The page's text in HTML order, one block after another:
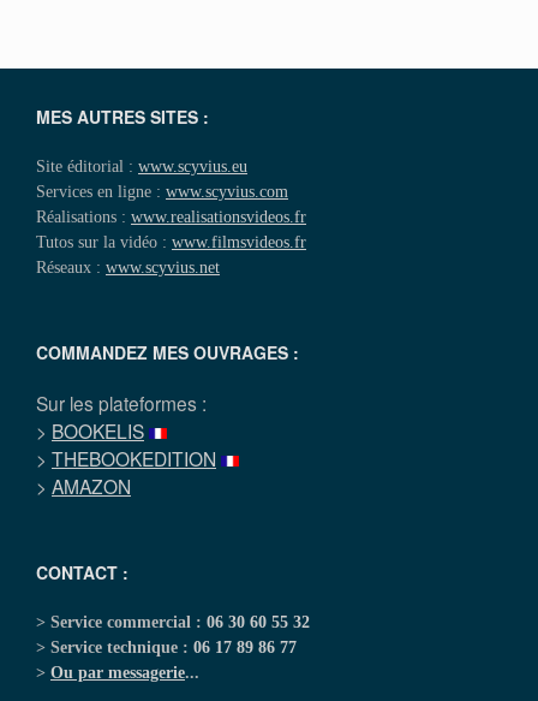
MES AUTRES SITES :
Site éditorial : www.scyvius.eu
Services en ligne : www.scyvius.com
Réalisations : www.realisationsvideos.fr
Tutos sur la vidéo : www.filmsvideos.fr
Réseaux : www.scyvius.net
COMMANDEZ MES OUVRAGES :
Sur les plateformes :
> BOOKELIS
> THEBOOKEDITION
> AMAZON
CONTACT :
> Service commercial : 06 30 60 55 32
> Service technique : 06 17 89 86 77
> Ou par messagerie...